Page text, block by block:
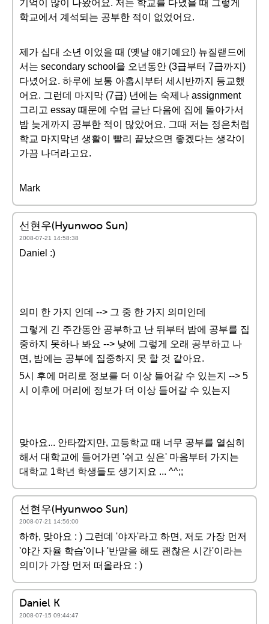
기억이 많이 나왔어요. 저는 학교를 다녔을 때 그렇게
학교에서 계석되는 공부한 적이 없었어요.
제가 십대 소년 이었을 때 (옛날 얘기예요!) 뉴질랟드에
서는 secondary school을 오년동안 (3급부터 7급까지)
다녔어요. 하루에 보통 아홉시부터 세시반까지 등교했
어요. 그런데 마지막 (7급) 년에는 숙제나 assignment
그리고 essay 때문에 수멉 긑난 다음에 집에 돌아가서
밤 늦게까지 공부한 적이 많았어요. 그때 저는 정은처럼
학교 마지막년 생활이 빨리 끝났으면 좋겠다는 생각이
가끔 나더라고요.
Mark
선현우(Hyunwoo Sun)
2008-07-21 14:58:38
Daniel :)
의미 한 가지 인데 --> 그 중 한 가지 의미인데
그렇게 긴 주간동안 공부하고 난 뒤부터 밤에 공부를 집
중하지 못하나 봐요 --> 낮에 그렇게 오래 공부하고 나
면, 밤에는 공부에 집중하지 못 할 것 같아요.
5시 후에 머리로 정보를 더 이상 들어갈 수 있는지 --> 5
시 이후에 머리에 정보가 더 이상 들어갈 수 있는지
맞아요... 안타깝지만, 고등학교 때 너무 공부를 열심히
해서 대학교에 들어가면 '쉬고 싶은' 마음부터 가지는
대학교 1학년 학생들도 생기지요 ... ^^;;
선현우(Hyunwoo Sun)
2008-07-21 14:56:00
하하, 맞아요 : ) 그런데 '야자'라고 하면, 저도 가장 먼저
'야간 자율 학습'이나 '반말을 해도 괜찮은 시간'이라는
의미가 가장 먼저 떠올라요 : )
Daniel K
2008-07-15 09:44:47